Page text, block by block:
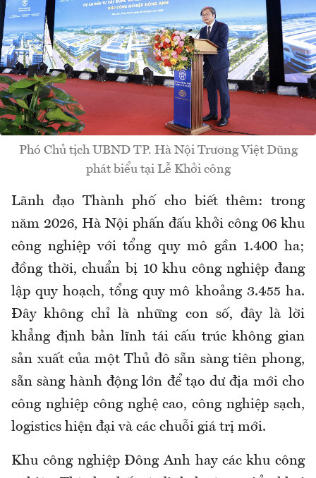
Phó Chủ tịch UBND TP. Hà Nội Trương Việt Dũng
phát biểu tại Lễ Khởi công
Lãnh đạo Thành phố cho biết thêm: trong
năm 2026, Hà Nội phấn đấu khởi công 06 khu
công nghiệp với tổng quy mô gần 1.400 ha;
đồng thời, chuẩn bị 10 khu công nghiệp đang
lập quy hoạch, tổng quy mô khoảng 3.455 ha.
Đây không chỉ là những con số, đây là lời
khẳng định bản lĩnh tái cấu trúc không gian
sản xuất của một Thủ đô sẵn sàng tiên phong,
sẵn sàng hành động lớn để tạo dư địa mới cho
công nghiệp công nghệ cao, công nghiệp sạch,
logistics hiện đại và các chuỗi giá trị mới.
Khu công nghiệp Đông Anh hay các khu công